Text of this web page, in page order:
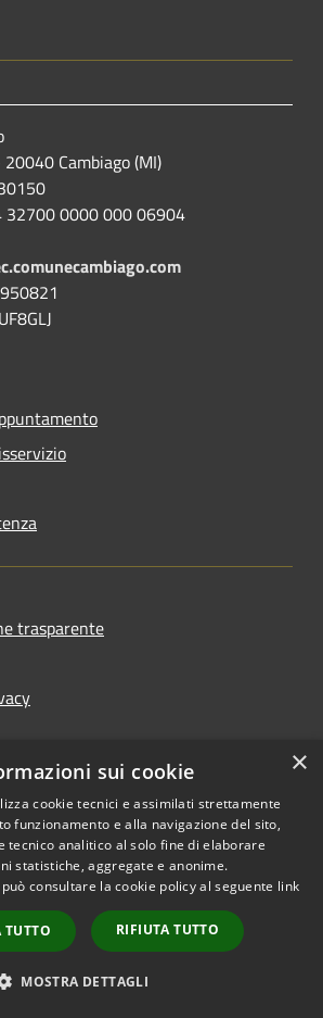
Cambiago (MI)
32700 0000 000 06904
trasparente
accessibilità
Copyright © 2026 • Comune di
Municipium•
Accesso
redazione
×
sui cookie
cookie tecnici e assimilati strettamente
funzionamento e alla navigazione del sito,
tecnico analitico al solo fine di elaborare
statistiche, aggregate e anonime.
consultare la cookie policy al seguente link
TUTTO RIFIUTA TUTTO
MOSTRA DETTAGLI